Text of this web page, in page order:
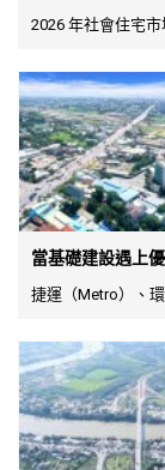
2026 年社會住宅
當基礎建設遇上
捷運（Metro）、